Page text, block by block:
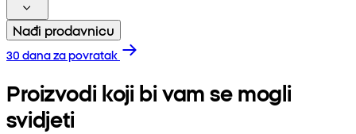
Nađi prodavnicu
30 dana za povratak
Proizvodi koji bi vam se mogli
svidjeti